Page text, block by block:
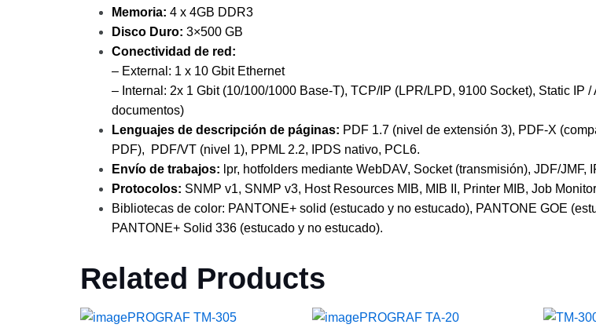
Memoria: 4 x 4GB DDR3
Disco Duro: 3×500 GB
Conectividad de red:
– External: 1 x 10 Gbit Ethernet
– Internal: 2x 1 Gbit (10/100/1000 Base‐T), TCP/IP (LPR/LPD, 9100 Socket), Static IP
documentos)
Lenguajes de descripción de páginas: PDF 1.7 (nivel de extensión 3), PDF-X
PDF), PDF/VT (nivel 1), PPML 2.2, IPDS nativo, PCL6.
Envío de trabajos: lpr, hotfolders mediante WebDAV, Socket (transmisión), JDF/JMF,
Protocolos: SNMP v1, SNMP v3, Host Resources MIB, MIB II, Printer MIB, Job
Bibliotecas de color: PANTONE+ solid (estucado y no estucado), PANTONE GOE
PANTONE+ Solid 336 (estucado y no estucado).
Related Products